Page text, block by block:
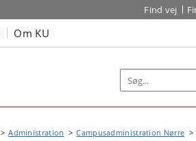
Find vej
Om KU
Administration Campusadministration Nørre